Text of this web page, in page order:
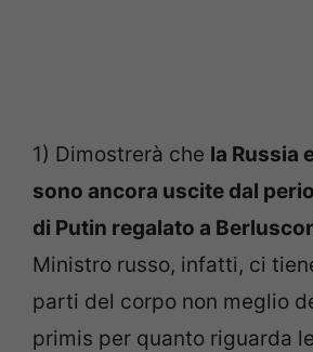
1) Dimostrerà che la Russia
sono ancora uscite dal
di Putin regalato a
Ministro russo, infatti, ci
parti del corpo non meglio
primis per quanto riguarda